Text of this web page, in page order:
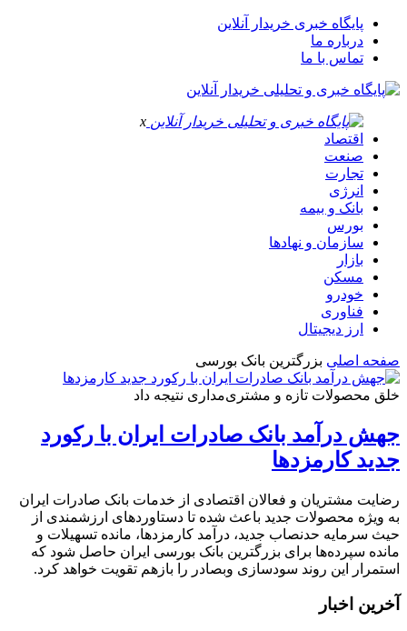
پایگاه خبری خریدار آنلاین
درباره ما
تماس با ما
x
اقتصاد
صنعت
تجارت
انرژی
بانک و بیمه
بورس
سازمان و نهادها
بازار
مسکن
خودرو
فناوری
ارز دیجیتال
صفحه اصلی بزرگترین بانک بورسی
خلق محصولات تازه و مشتری‌مداری نتیجه داد
جهش درآمد بانک صادرات ایران با رکورد
جدید کارمزدها
رضایت مشتریان و فعالان اقتصادی از خدمات بانک صادرات ایران
به ویژه محصولات جدید باعث شده تا دستاوردهای ارزشمندی از
حیث سرمایه حدنصاب جدید، درآمد کارمزدها، مانده تسهیلات و
مانده سپرده‌ها برای بزرگترین بانک بورسی ایران حاصل شود که
استمرار این روند سودسازی وبصادر را بازهم تقویت خواهد کرد.​
آخرین اخبار